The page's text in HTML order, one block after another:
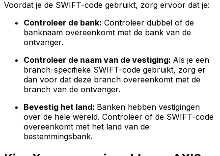
Voordat je de SWIFT-code gebruikt, zorg ervoor dat je:
Controleer de bank: Controleer dubbel of de
banknaam overeenkomt met de bank van de
ontvanger.
Controleer de naam van de vestiging: Als je een
branch-specifieke SWIFT-code gebruikt, zorg er
dan voor dat deze branch overeenkomt met de
branch van de ontvanger.
Bevestig het land: Banken hebben vestigingen
over de hele wereld. Controleer of de SWIFT-code
overeenkomt met het land van de
bestemmingsbank.